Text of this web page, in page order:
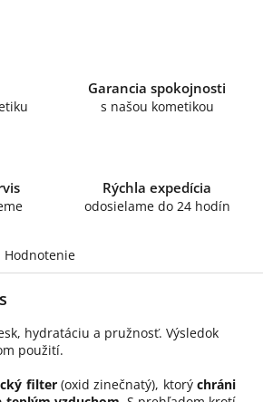
Garancia spokojnosti
s našou kometikou
Rýchla expedícia
odosielame do 24 hodín
Hodnotenie
hydratáciu a pružnosť. Výsledok
použití.
filter(oxid zinečnatý), ktorýchráni